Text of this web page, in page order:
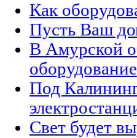
Как
Пусть Ваш
В Амурской
оборудование
Под
Свет будет